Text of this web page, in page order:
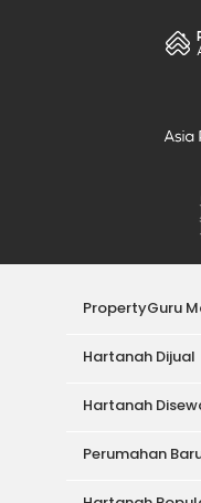
PropertyGuru
Hartanah Dijual
Hartanah
Perumahan